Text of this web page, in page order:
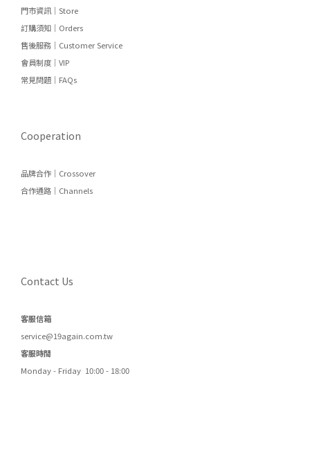
門市資訊｜Store
訂購須知｜Orders
售後服務｜Customer Service
會員制度｜VIP
常見問題｜FAQs
Cooperation
品牌合作｜Crossover
合作通路｜Channels
Contact Us
客服信箱
service@19again.com.tw
客服時間
Monday - Friday 10:00 - 18:00